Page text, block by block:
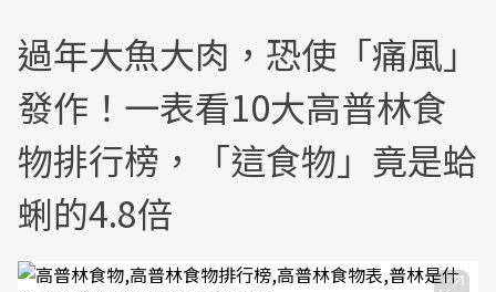
過年大魚大肉，恐使「痛風」
發作！一表看10大高普林食
物排行榜，「這食物」竟是蛤
蜊的4.8倍